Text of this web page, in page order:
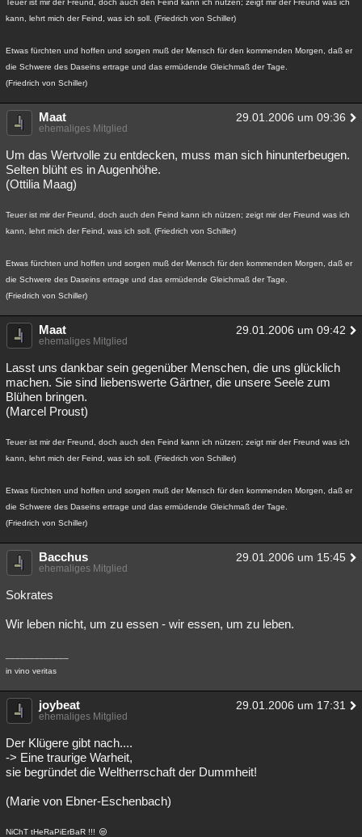
Teuer ist mir der Freund, doch auch den Feind kann ich nützen; zeigt mir der Freund was ich
kann, lehrt mich der Feind, was ich soll. (Friedrich von Schiller)
Etwas fürchten und hoffen und sorgen muß der Mensch für den kommenden Morgen, daß er
die Schwere des Daseins ertrage und das ermüdende Gleichmaß der Tage.
(Friedrich von Schiller)
Maat 29.01.2006 um 09:36
ehemaliges Mitglied
Um das Wertvolle zu entdecken, muss man sich hinunterbeugen.
Selten blüht es in Augenhöhe.
(Ottilia Maag)
Teuer ist mir der Freund, doch auch den Feind kann ich nützen; zeigt mir der Freund was ich
kann, lehrt mich der Feind, was ich soll. (Friedrich von Schiller)
Etwas fürchten und hoffen und sorgen muß der Mensch für den kommenden Morgen, daß er
die Schwere des Daseins ertrage und das ermüdende Gleichmaß der Tage.
(Friedrich von Schiller)
Maat 29.01.2006 um 09:42
ehemaliges Mitglied
Lasst uns dankbar sein gegenüber Menschen, die uns glücklich
machen. Sie sind liebenswerte Gärtner, die unsere Seele zum
Blühen bringen.
(Marcel Proust)
Teuer ist mir der Freund, doch auch den Feind kann ich nützen; zeigt mir der Freund was ich
kann, lehrt mich der Feind, was ich soll. (Friedrich von Schiller)
Etwas fürchten und hoffen und sorgen muß der Mensch für den kommenden Morgen, daß er
die Schwere des Daseins ertrage und das ermüdende Gleichmaß der Tage.
(Friedrich von Schiller)
Bacchus 29.01.2006 um 15:45
ehemaliges Mitglied
Sokrates
Wir leben nicht, um zu essen - wir essen, um zu leben.
in vino veritas
joybeat 29.01.2006 um 17:31
ehemaliges Mitglied
Der Klügere gibt nach....
-> Eine traurige Warheit,
sie begründet die Weltherrschaft der Dummheit!
(Marie von Ebner-Eschenbach)
NiChT tHeRaPiErBaR !!!